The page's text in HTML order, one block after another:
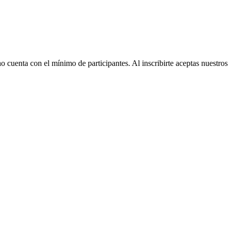
cuenta con el mínimo de participantes. Al inscribirte aceptas nuestros